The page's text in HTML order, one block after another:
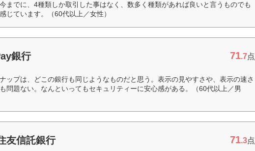
までに、4種類しか取引した事はなく、数多く種類があれば良いと言うものでも
じています。（60代以上／女性）
銀行 71.7点
ップは、どこの銀行も同じようなものだと思う。表示の見やすさや、表示の速さ
問題ない。なんといってもセキュリティーに安心感がある。（60代以上／男
友信託銀行 71.3点